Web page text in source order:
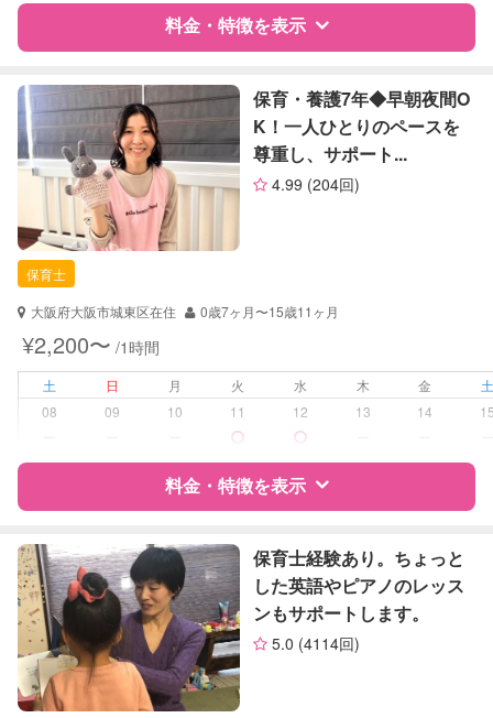
障がい児対応 対応可否は個別に相談
レッスン なし
定期予約 可能
お子様の撮影
（定期特典）
対応不可
料金・特徴を表示
特徴 料金 レビュー
サポートの特徴
企業型割引対象(旧内閣府補助対象)
保育士
対応可能/特徴
早朝対応
病児対応 病児、病後児、ともに不可
対応可否は個別に相談
なし
定期予約 可能
お子様の撮影
（定期特典）
対応可能
保育・養護7年◆早朝夜間O
K！一人ひとりのペースを
尊重し、サポート...
4.99 (204回)
保育士
大阪府大阪市城東区在住
0歳7ヶ月〜15歳11ヶ月
¥2,200〜 /1時間
土 日 月 火 水 木 金
08
09 10 11 12 13 14
料金・特徴を表示
特徴 料金 レビュー
サポートの特徴
資格
自治体届出済ベビーシッター
保育士
保育士経験あり。ちょっと
した英語やピアノのレッス
ンもサポートします。
5.0 (4114回)